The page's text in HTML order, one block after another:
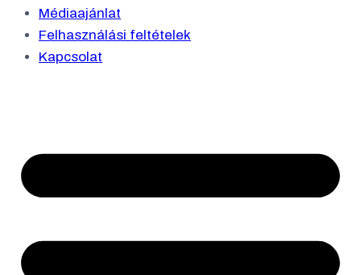
Médiaajánlat
Felhasználási feltételek
Kapcsolat